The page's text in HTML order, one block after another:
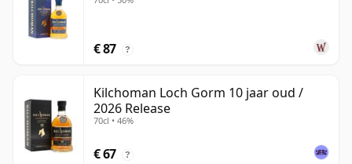
€ 87 ?
Kilchoman Loch Gorm 10 jaar oud /
2026 Release
70cl • 46%
€ 67 ?